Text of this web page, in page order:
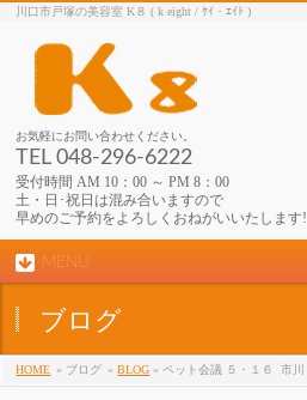
川口市戸塚の美容室 K８ ( k eight / ｹｲ・ｴｲﾄ )
お気軽にお問い合わせください。
TEL 048-296-6222
受付時間 AM 10：00 ～ PM 8：00
土・日･祝日は混み合いますので
早めのご予約をよろしくおねがいいたします!
MENU
ブログ
HOME » ブログ »BLOG » ペット会議 ５・１６ 市川